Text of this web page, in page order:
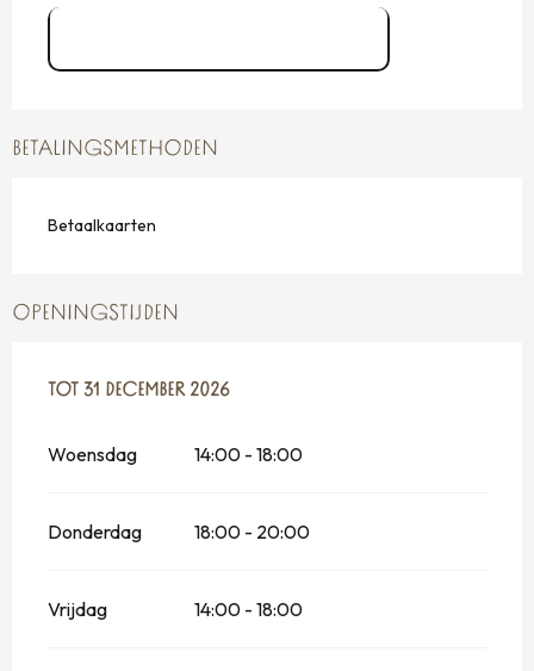
BETALINGSMETHODEN
Betaalkaarten
OPENINGSTIJDEN
VANAF3 APRIL 2026TOT
TOT 31 DECEMBER 2026
Woensdag 14:00 - 18:00
Donderdag 18:00 - 20:00
Vrijdag 14:00 - 18:00